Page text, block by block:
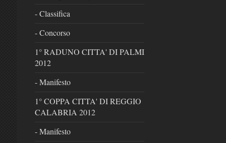
- Classifica
- Concorso
1° RADUNO CITTA' DI PALMI
2012
- Manifesto
1° COPPA CITTA' DI REGGIO
CALABRIA 2012
- Manifesto